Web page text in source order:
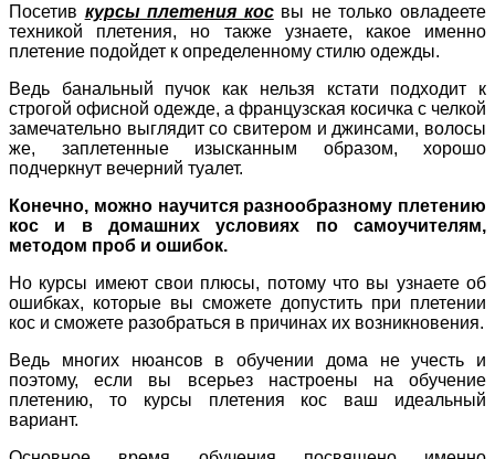
Посетив курсы плетения косвы не только овладеете
техникой плетения, но также узнаете, какое именно
плетение подойдет к определенному стилю одежды.
Ведь банальный пучок как нельзя кстати подходит к
строгой офисной одежде, а французская косичка с челкой
замечательно выглядит со свитером и джинсами, волосы
же, заплетенные изысканным образом, хорошо
подчеркнут вечерний туалет.
Конечно, можно научится разнообразному плетению
кос и в домашних условиях по самоучителям,
методом проб и ошибок.
Но курсы имеют свои плюсы, потому что вы узнаете об
ошибках, которые вы сможете допустить при плетении
кос и сможете разобраться в причинах их возникновения.
Ведь многих нюансов в обучении дома не учесть и
поэтому, если вы всерьез настроены на обучение
плетению, то курсы плетения кос ваш идеальный
вариант.